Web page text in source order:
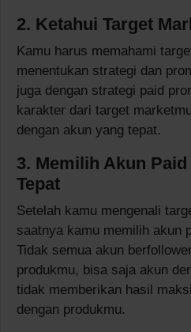
2. Ketahui Target
Kamu harus memahami
menentukan strategi dan
juga dengan strategi paid
karakter dari target
dengan akun yang tepat.
3. Memilih Akun
Tepat
Setelah kamu mengenali
saatnya kamu memilih akun
Tidak semua akun
produkmu, bisa saja akun
tidak memberikan hasil
dengan produkmu.